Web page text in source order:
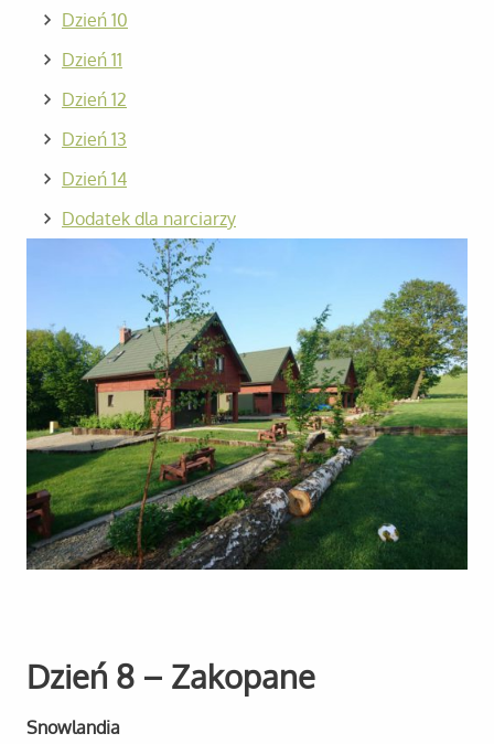
Dzień 10
Dzień 11
Dzień 12
Dzień 13
Dzień 14
Dodatek dla narciarzy
Dzień 8 – Zakopane
Snowlandia